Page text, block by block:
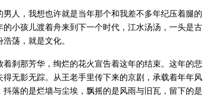
，我想也许就是当年那个和我差不多年纪压着腿的
小孩儿渡着舟来到下一个时代，江水汤汤，一头是古
荡，就是文化。
那芳华，绚烂的花火宣告着这年的结束。这年的悲
无影无踪。从王老手里传下来的京剧，承载着年年风
落的是烂墙与尘埃，飘摇的是风雨与旧瓦，留下的是